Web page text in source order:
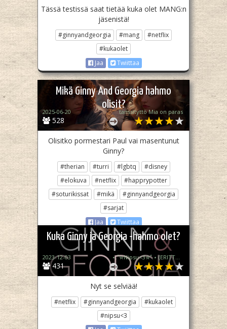
Tässä testissä saat tietää kuka olet MANG:n
jäsenistä!
#ginnyandgeorgia #mang
#netflix
#kukaolet
Jaa
Twiittaa
Mikä Ginny And Georgia hahmo
olisit?
528
2025-06-20 tanssityttö Mia on paras
Olisitko pormestari Paul vai masentunut
Ginny?
#therian #turri #lgbtq
#disney
#elokuva
#netflix
#happrypotter
#soturikissat
#mikä
#ginnyandgeorgia
#sarjat
Jaa
Twiittaa
Kuka Ginny ja Georgia -hahmo olet?
431
2023-12-03 ⋆.˚✮Nipsu<3✮˚.⋆ (ERITTÄIN epä akt)
Nyt se selviää!
#netflix #ginnyandgeorgia
#kukaolet
#nipsu<3